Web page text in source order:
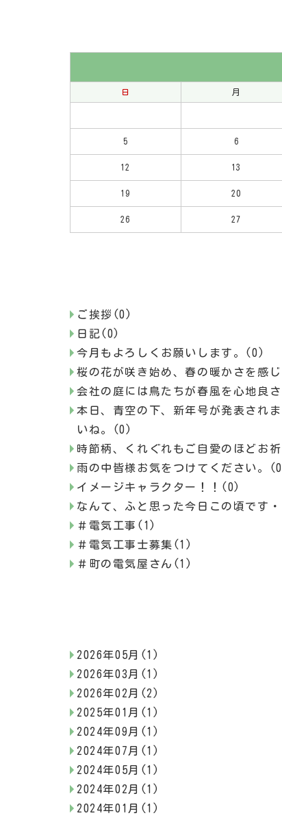
日 月
5 6
12 13
19 20
26 27
ご挨拶(0)
日記(0)
今月もよろしくお願いします。(0)
桜の花が咲き始め、春の暖かさを感
会社の庭には鳥たちが春風を心地良
本日、青空の下、新年号が発表され
いね。(0)
時節柄、くれぐれもご自愛のほどお
雨の中皆様お気をつけてください。
イメージキャラクター！！(0)
なんて、ふと思った今日この頃です
＃電気工事(1)
＃電気工事士募集(1)
＃町の電気屋さん(1)
2026年05月(1)
2026年03月(1)
2026年02月(2)
2025年01月(1)
2024年09月(1)
2024年07月(1)
2024年05月(1)
2024年02月(1)
2024年01月(1)